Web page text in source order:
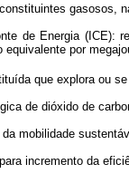
gasosos,
de Energia (ICE):
por
que explora ou
de dióxido de
mobilidade
incremento da